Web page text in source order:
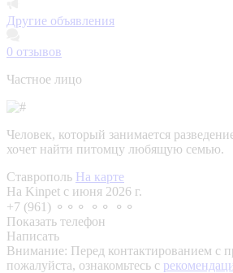
Другие объявления
0 отзывов
Частное лицо
Человек, который занимается
хочет найти питомцу любящую семью.
Ставрополь На карте
На Kinpet c июня 2026 г.
+7 (961) ⚬⚬⚬ ⚬⚬ ⚬⚬
Показать телефон
Написать
Внимание: Перед контактированием с
пожалуйста, ознакомьтесь с